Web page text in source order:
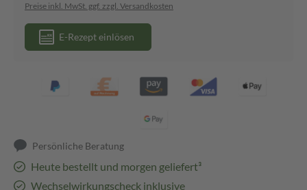
Preise inkl. MwSt. ggf. zzgl. Versandkosten
E-Rezept einlösen
Persönliche Beratung
Heute bestellt und morgen geliefert³
Wechselwirkungscheck inklusive